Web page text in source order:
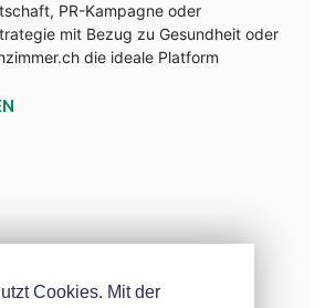
PR-Kampagne oder
mit Bezug zu Gesundheit oder
die ideale Platform
Cookies. Mit der